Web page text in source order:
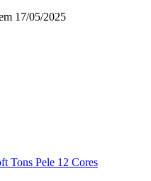
17/05/2025
Tons Pele 12 Cores